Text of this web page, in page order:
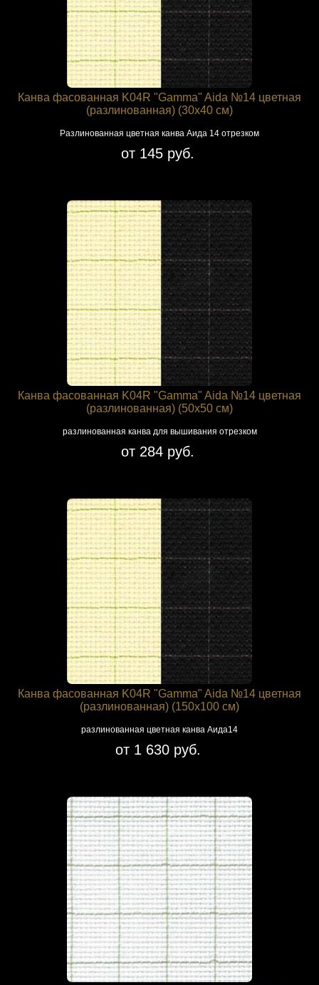
Канва фасованная K04R "Gamma" Aida №14 цветная
(разлинованная) (30х40 см)
Разлинованная цветная канва Аида 14 отрезком
от 145 руб.
Канва фасованная K04R "Gamma" Aida №14 цветная
(разлинованная) (50х50 см)
разлинованная канва для вышивания отрезком
от 284 руб.
Канва фасованная K04R "Gamma" Aida №14 цветная
(разлинованная) (150х100 см)
разлинованная цветная канва Аида14
от 1 630 руб.